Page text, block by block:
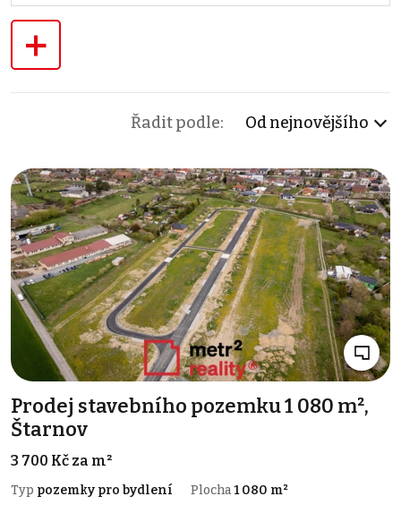
+
Řadit podle: Od nejnovějšího
Prodej stavebního pozemku 1 080 m²,
Štarnov
3 700 Kč za m²
Typ pozemky pro bydlení Plocha1 080 m²